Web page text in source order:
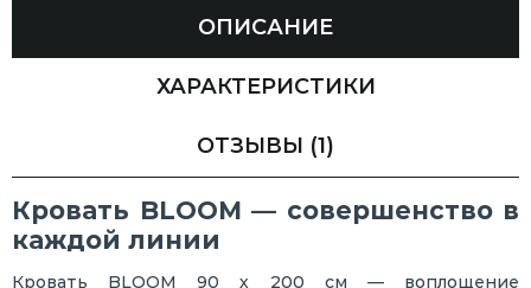
ОПИСАНИЕ
ХАРАКТЕРИСТИКИ
ОТЗЫВЫ (1)
Кровать BLOOM — совершенство в
каждой линии
Кровать BLOOM 90 х 200 см — воплощение